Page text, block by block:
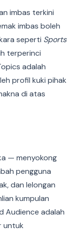
imbas terkini
imbas boleh
seperti Sports
terperinci
adalah
profil kuki pihak
di atas
— menyokong
pengguna
dan lelongan
kumpulan
Audience adalah
untuk